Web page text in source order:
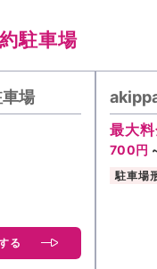
駐車場
場
る
最大
700円
駐車場